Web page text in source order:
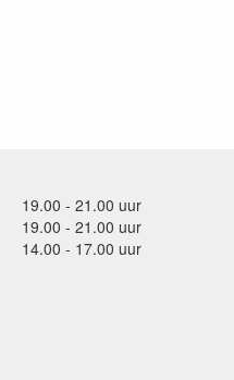
19.00 - 21.00 uur
19.00 - 21.00 uur
14.00 - 17.00 uur